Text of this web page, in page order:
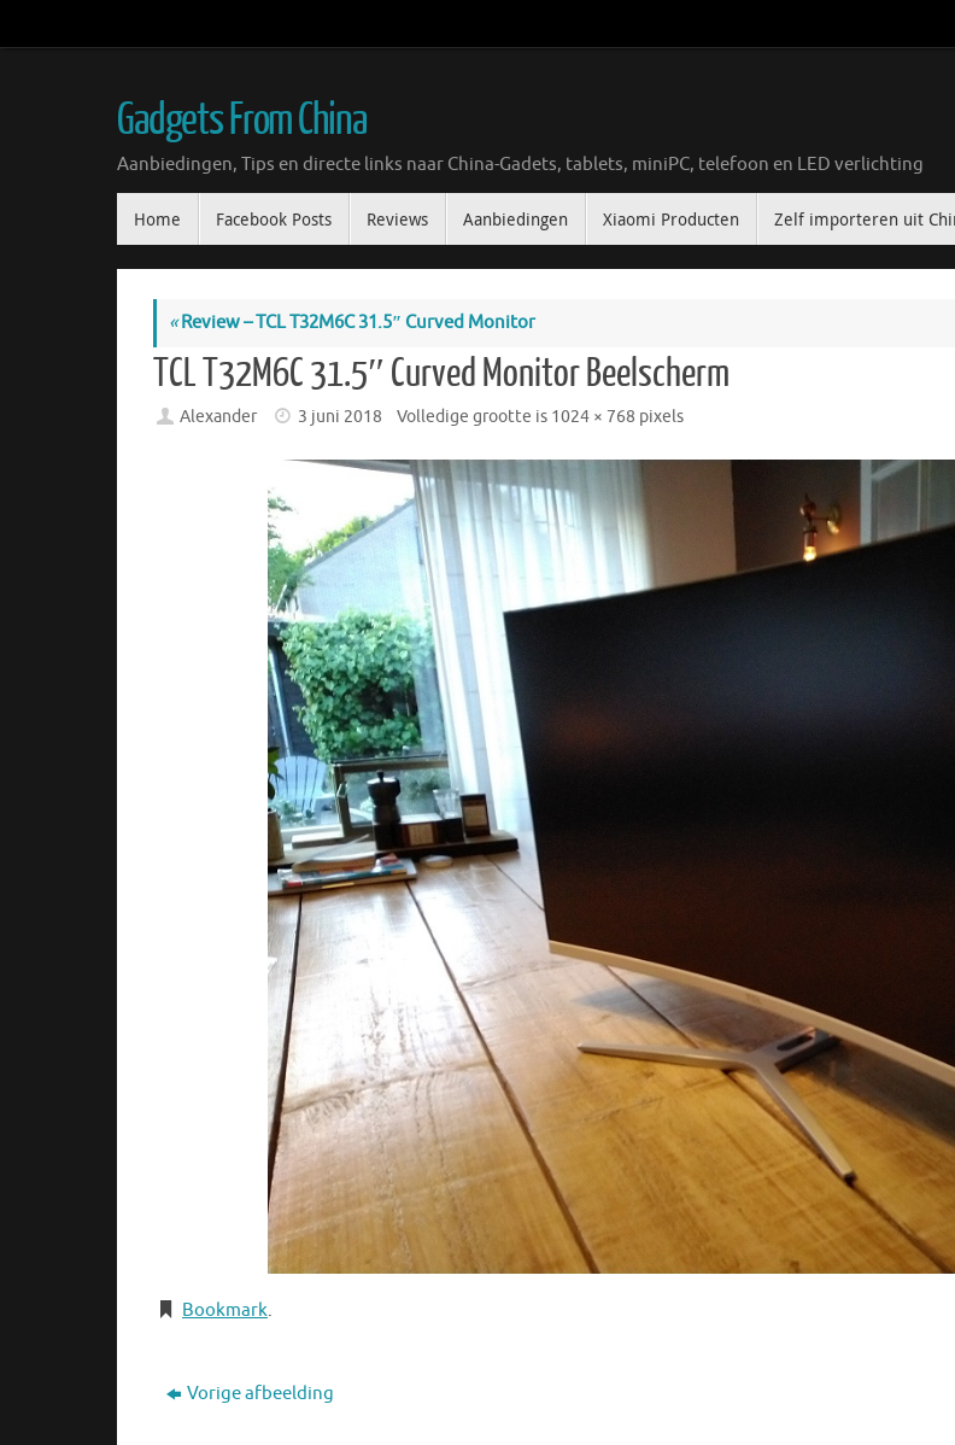
naar
Gadgets From China
Aanbiedingen, Tips en directe links naar China-Gadets, tablets, miniPC, telefoon en LED verlichting
naarHome Facebook Posts Reviews Aanbiedingen Xiaomi Producten Zelf importeren uit
«Review – TCL T32M6C 31.5″ Curved Monitor
TCL T32M6C 31.5″ Curved Monitor Beelscherm
Alexander 3 juni 2018 Volledige grootte is 1024 × 768 pixels
Bookmark.
Vorige afbeelding